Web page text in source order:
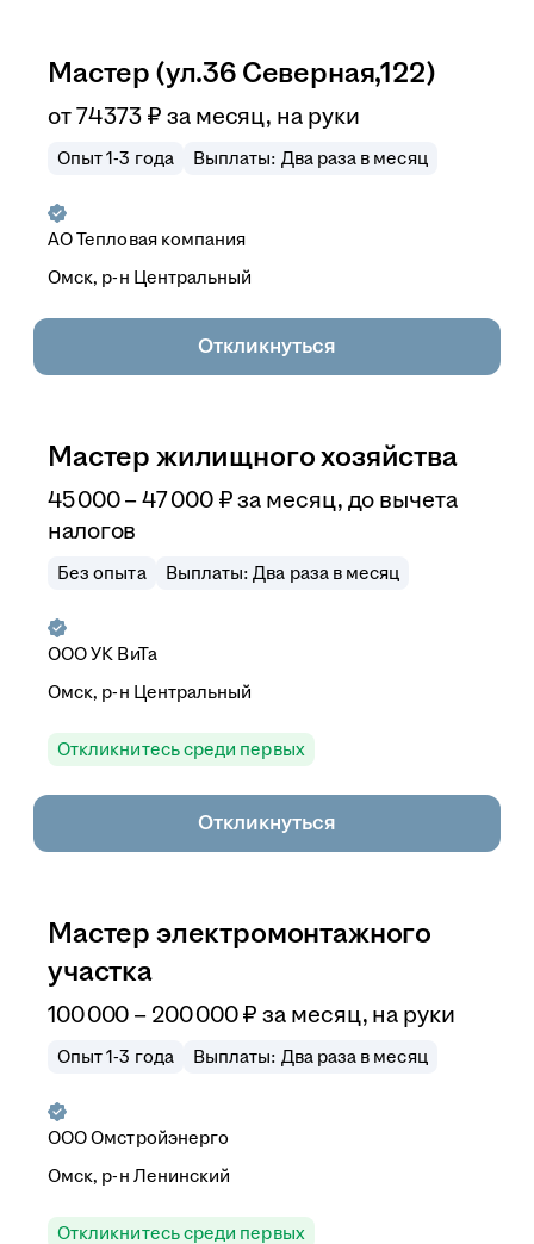
Мастер (ул.36 Северная,122)
от74 373 ₽ за месяц, на руки
Опыт 1-3 года Выплаты: Два раза в месяц
АОТепловая компания
Омск, р-н Центральный
Откликнуться
Мастер жилищного хозяйства
45 000–47 000 ₽ за месяц, до вычета
налогов
Без опыта Выплаты: Два раза в месяц
ОООУК ВиТа
Омск, р-н Центральный
Откликнитесь среди первых
Откликнуться
Мастер электромонтажного
участка
100 000 – 200 000₽ за месяц, на руки
Опыт 1-3 года Выплаты: Два раза в месяц
ООООмстройэнерго
Омск, р-н Ленинский
Откликнитесь среди первых